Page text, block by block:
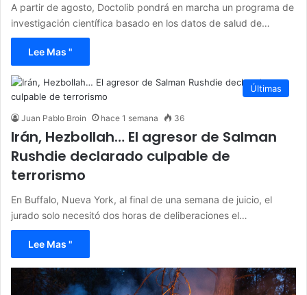
A partir de agosto, Doctolib pondrá en marcha un programa de
investigación científica basado en los datos de salud de…
Lee Mas "
Últimas
Juan Pablo Broin hace 1 semana 36
Irán, Hezbollah… El agresor de Salman
Rushdie declarado culpable de
terrorismo
En Buffalo, Nueva York, al final de una semana de juicio, el
jurado solo necesitó dos horas de deliberaciones el…
Lee Mas "